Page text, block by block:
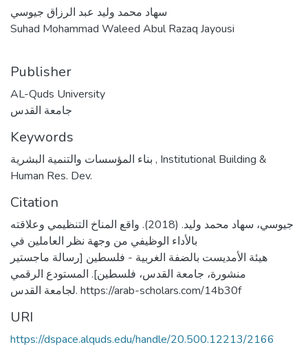
سهاد محمد وليد عبد الرزاق جيوسي
Suhad Mohammad Waleed Abul Razaq Jayousi
Publisher
AL-Quds University
جامعة القدس
Keywords
, Institutional Building &
Human Res. Dev.
Citation
جيوسي، سهاد محمد وليد. (2018). واقع المناخ التنظيمي وعلاقته
بالأداء الوظيفي من وجهة نظر العاملين في
هيئة الأمديست بالضفة الغربية - فلسطين [رسالة ماجستير
منشورة، جامعة القدس، فلسطين]. المستودع الرقمي
لجامعة القدس. https://arab-scholars.com/14b30f
URI
https://dspace.alquds.edu/handle/20.500.12213/2166